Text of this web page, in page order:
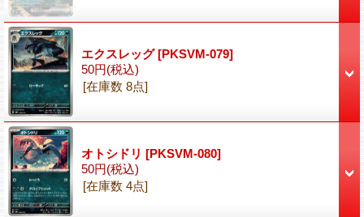
エクスレッグ[PKSVM-079]
50円(税込)
[在庫数 8点]
オトシドリ [PKSVM-080]
50円(税込)
[在庫数 4点]